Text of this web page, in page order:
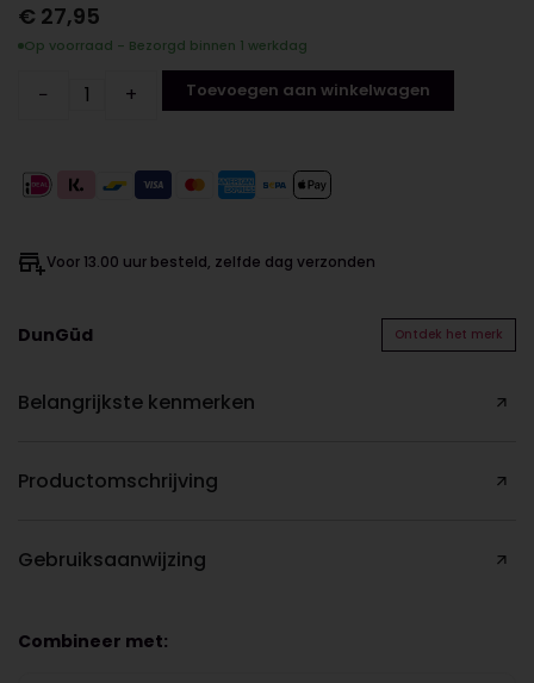
€ 27,95
Op voorraad - Bezorgd binnen 1 werkdag
− + Toevoegen aan winkelwagen
Voor 13.00 uur besteld, zelfde dag verzonden
DunGüd Ontdek het merk
Belangrijkste kenmerken
Productomschrijving
Gebruiksaanwijzing
Combineer met: